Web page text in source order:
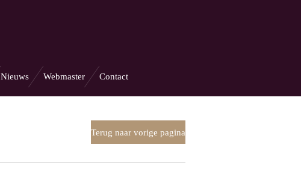
Nieuws Webmaster Contact
Terug naar vorige pagina